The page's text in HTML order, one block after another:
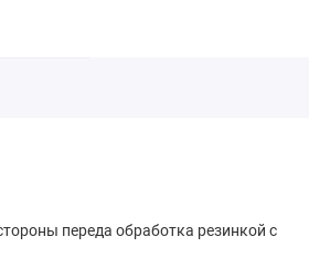
переда обработка резинкой с